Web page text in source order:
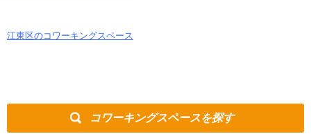
江東区のコワーキングスペース
コワーキングスペースを探す